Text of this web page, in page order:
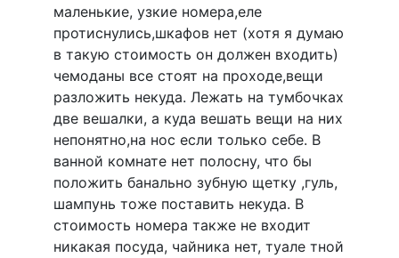
маленькие, узкие номера,еле
протиснулись,шкафов нет (хотя я думаю
в такую стоимость он должен входить)
чемоданы все стоят на проходе,вещи
разложить некуда. Лежать на тумбочках
две вешалки, а куда вешать вещи на них
непонятно,на нос если только себе. В
ванной комнате нет полосну, что бы
положить банально зубную щетку ,гуль,
шампунь тоже поставить некуда. В
стоимость номера также не входит
никакая посуда, чайника нет, туале тной